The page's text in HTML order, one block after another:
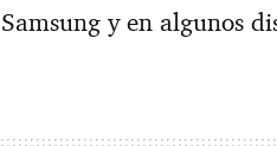
y en algunos